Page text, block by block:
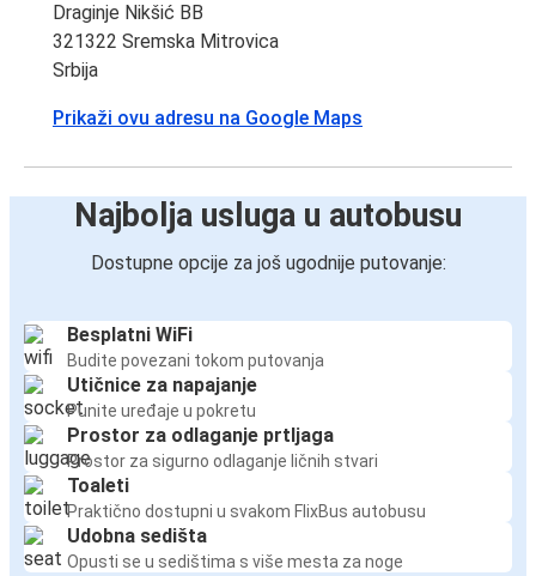
Draginje Nikšić BB
321322 Sremska Mitrovica
Srbija
Prikaži ovu adresu na Google Maps
Najbolja usluga u autobusu
Dostupne opcije za još ugodnije putovanje:
Besplatni WiFi
Budite povezani tokom putovanja
Utičnice za napajanje
Punite uređaje u pokretu
Prostor za odlaganje prtljaga
Prostor za sigurno odlaganje ličnih stvari
Toaleti
Praktično dostupni u svakom FlixBus autobusu
Udobna sedišta
Opusti se u sedištima s više mesta za noge